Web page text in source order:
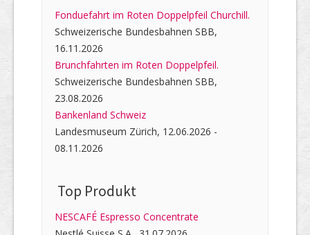
Fonduefahrt im Roten Doppelpfeil Churchill.
Schweizerische Bundesbahnen SBB,
16.11.2026
Brunchfahrten im Roten Doppelpfeil.
Schweizerische Bundesbahnen SBB,
23.08.2026
Bankenland Schweiz
Landesmuseum Zürich, 12.06.2026 -
08.11.2026
Top Produkt
NESCAFÉ Espresso Concentrate